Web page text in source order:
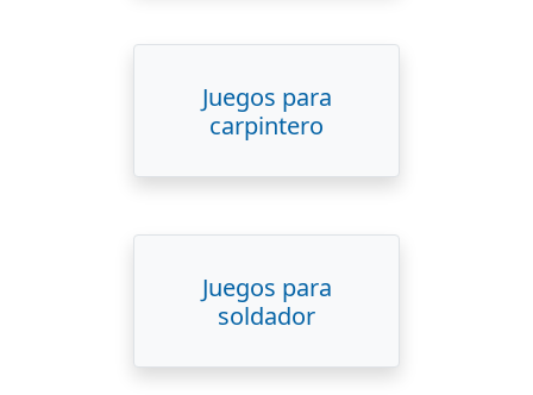
Juegos para
carpintero
Juegos para
soldador